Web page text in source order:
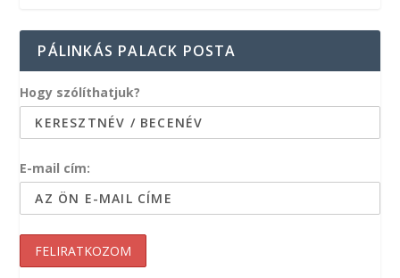
PÁLINKÁS PALACK POSTA
Hogy szólíthatjuk?
E-mail cím: